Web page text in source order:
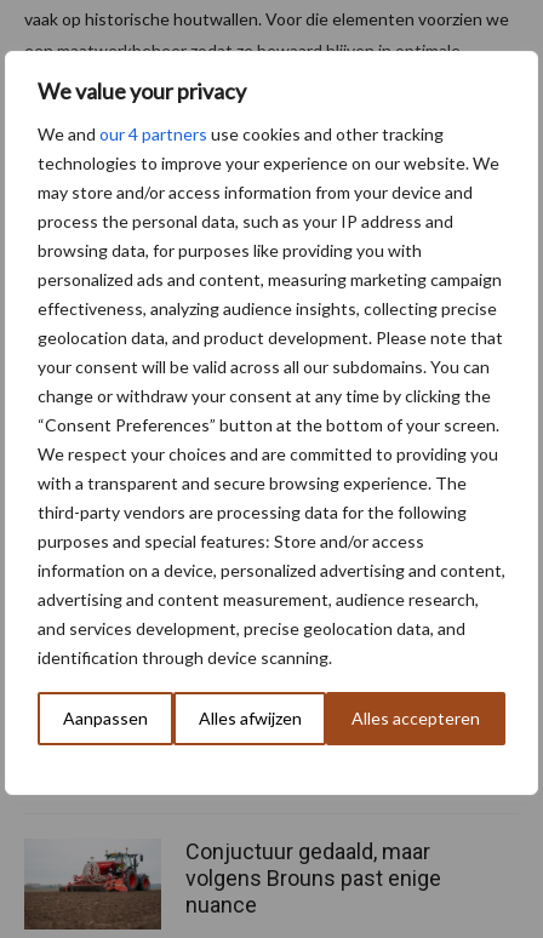
We value your privacy
We and our 4 partners use cookies and other tracking
technologies to improve your experience on our website. We
may store and/or access information from your device and
process the personal data, such as your IP address and
browsing data, for purposes like providing you with
personalized ads and content, measuring marketing campaign
effectiveness, analyzing audience insights, collecting precise
geolocation data, and product development. Please note that
your consent will be valid across all our subdomains. You can
change or withdraw your consent at any time by clicking the
“Consent Preferences” button at the bottom of your screen.
We respect your choices and are committed to providing you
with a transparent and secure browsing experience. The
third-party vendors are processing data for the following
purposes and special features: Store and/or access
information on a device, personalized advertising and content,
advertising and content measurement, audience research,
and services development, precise geolocation data, and
identification through device scanning.
Aanpassen Alles afwijzen Alles accepteren
vaak op historische houtwallen. Voor die elementen voorzien we
een maatwerkbeheer zodat ze bewaard blijven in optimale
conditie.” zegt Mathias Vanspringel van Regionaal Landschap de
Navolging?
De gemeenten Essen en Kalmthout en de provincie Antwerpen
“Dergelijk beheer is specialistenwerk,” licht Kalmthoutse
schepen Sandra Hoppenbrouwers toe. “Een kostenefficiënt
beheer, waar mogelijk ook in samenwerking met andere partners,
geniet voor onze gemeente de voorkeur”. We zullen via onze
werking rond het ‘loket onderhoud buitengebied’ de gemeente
Essen en Kalmthout blijven ondersteunen bij de beheerwerken in
de ruilverkaveling van Nieuwmoer en hoopt dat andere besturen
deze ‘good practice’ zullen volgen.
Bron:Regionaal Landschap de Voorkempen
Meer artikelen over ondernemen
Akkervarkens bieden
kansen voor circulariteit op
je bedrijf
Conjuctuur gedaald, maar
volgens Brouns past enige
nuance